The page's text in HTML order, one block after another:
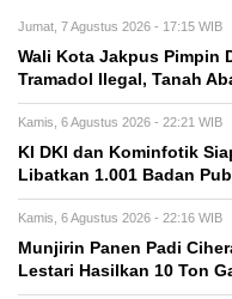
Jumat, 7 Agustus 2026 - 17:15 WIB
Wali Kota Jakpus Pimpin
Tramadol Ilegal, Tanah
Kamis, 6 Agustus 2026 - 22:21 WIB
KI DKI dan Kominfotik
Libatkan 1.001 Badan
Kamis, 6 Agustus 2026 - 22:16 WIB
Munjirin Panen Padi
Lestari Hasilkan 10 Ton